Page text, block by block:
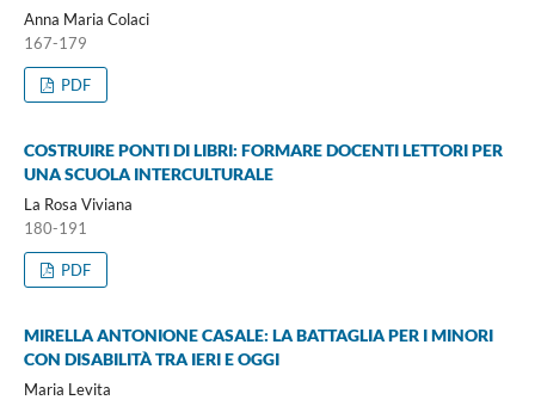
Anna Maria Colaci
167-179
PDF
COSTRUIRE PONTI DI LIBRI: FORMARE DOCENTI LETTORI PER
UNA SCUOLA INTERCULTURALE
La Rosa Viviana
180-191
PDF
MIRELLA ANTONIONE CASALE: LA BATTAGLIA PER I MINORI
CON DISABILITÀ TRA IERI E OGGI
Maria Levita